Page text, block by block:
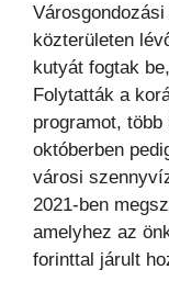
közterületen
kutyát fogtak
Folytatták a
programot,
októberben
városi
2021-ben
amelyhez az
forinttal járult